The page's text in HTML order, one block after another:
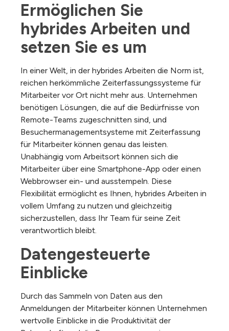
Ermöglichen Sie
hybrides Arbeiten und
setzen Sie es um
In einer Welt, in der hybrides Arbeiten die Norm ist,
reichen herkömmliche Zeiterfassungssysteme für
Mitarbeiter vor Ort nicht mehr aus. Unternehmen
benötigen Lösungen, die auf die Bedürfnisse von
Remote-Teams zugeschnitten sind, und
Besuchermanagementsysteme mit Zeiterfassung
für Mitarbeiter können genau das leisten.
Unabhängig vom Arbeitsort können sich die
Mitarbeiter über eine Smartphone-App oder einen
Webbrowser ein- und ausstempeln. Diese
Flexibilität ermöglicht es Ihnen, hybrides Arbeiten in
vollem Umfang zu nutzen und gleichzeitig
sicherzustellen, dass Ihr Team für seine Zeit
verantwortlich bleibt.
Datengesteuerte
Einblicke
Durch das Sammeln von Daten aus den
Anmeldungen der Mitarbeiter können Unternehmen
wertvolle Einblicke in die Produktivität der